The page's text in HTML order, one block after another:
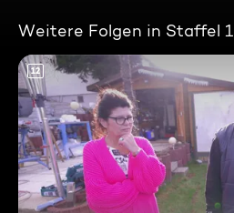
Weitere Folgen in Staffel 1
12